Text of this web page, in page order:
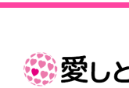
ホ